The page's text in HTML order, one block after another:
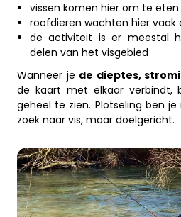
vissen komen hier om te eten
roofdieren wachten hier vaak
de activiteit is er meestal
delen van het visgebied
Wanneer je de dieptes,
de kaart met elkaar verbindt,
geheel te zien. Plotseling ben
zoek naar vis, maar doelgericht.